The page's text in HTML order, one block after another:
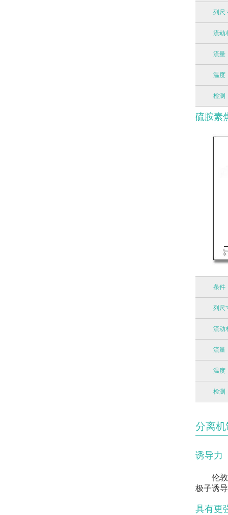
列尺
流动
流量
温度
检测
硫胺素
条件
列尺
流动
流量
温度
检测
分离机
诱导力
伦
极子诱
具有更